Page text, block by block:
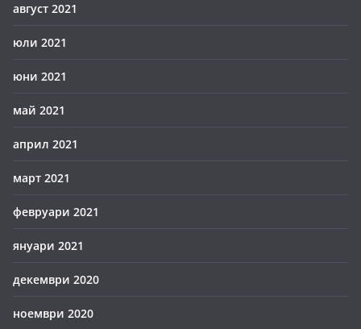
август 2021
юли 2021
юни 2021
май 2021
април 2021
март 2021
февруари 2021
януари 2021
декември 2020
ноември 2020